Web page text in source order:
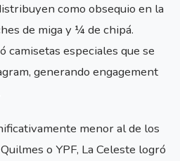
como obsequio en la
de miga y ¼ de chipá.
camisetas especiales que se
generando engagement
menor al de los
o YPF, La Celeste logró